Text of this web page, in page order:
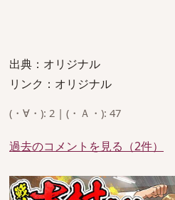
出典：オリジナル
リンク：オリジナル
(・∀・): 2 | (・Ａ・): 47
過去のコメントを見る（2件）